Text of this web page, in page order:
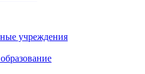
учреждения